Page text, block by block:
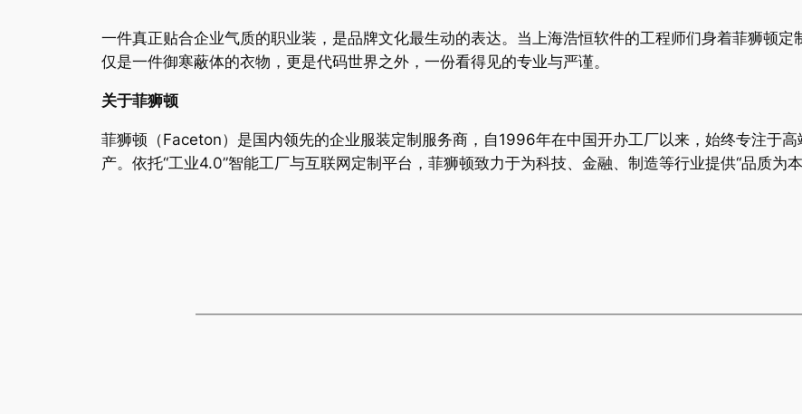
一件真正贴合企业气质的职业装，是品牌文化最生动的表达。当上海浩恒软件的工程师们身着菲狮顿
仅是一件御寒蔽体的衣物，更是代码世界之外，一份看得见的专业与严谨。
关于菲狮顿
菲狮顿（Faceton）是国内领先的企业服装定制服务商，自1996年在中国开办工厂以来，始终专注于
产。依托“工业4.0”智能工厂与互联网定制平台，菲狮顿致力于为科技、金融、制造等行业提供“品质为